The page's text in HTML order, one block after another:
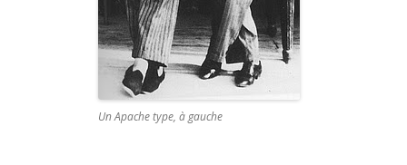
Un Apache type, à gauche